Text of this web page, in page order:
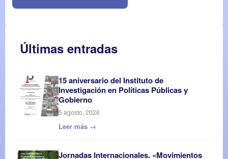
Últimas entradas
15 aniversario del Instituto de
Investigación en Políticas Públicas y
Gobierno
5 agosto, 2026
Leer más →
Jornadas Internacionales. «Movimientos